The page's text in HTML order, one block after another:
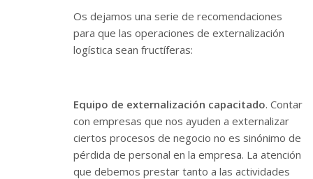
Os dejamos una serie de recomendaciones
para que las operaciones de externalización
logística sean fructíferas:
Equipo de externalización capacitado. Contar
con empresas que nos ayuden a externalizar
ciertos procesos de negocio no es sinónimo de
pérdida de personal en la empresa. La atención
que debemos prestar tanto a las actividades